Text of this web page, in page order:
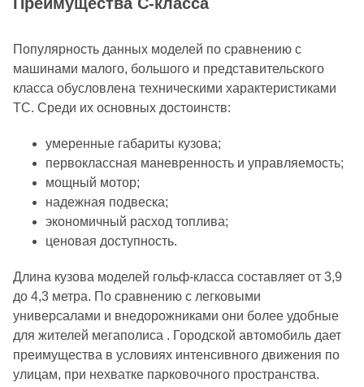
Популярность данных моделей по сравнению с
машинами малого, большого и представительского
класса обусловлена техническими характеристиками
ТС. Среди их основных достоинств:
умеренные габариты кузова;
первоклассная маневренность и управляемость;
мощный мотор;
надежная подвеска;
экономичный расход топлива;
ценовая доступность.
Длина кузова моделей гольф-класса составляет от 3,9
до 4,3 метра. По сравнению с легковыми
универсалами и внедорожниками они более удобные
для жителей мегаполиса . Городской автомобиль дает
преимущества в условиях интенсивного движения по
улицам, при нехватке парковочного пространства.